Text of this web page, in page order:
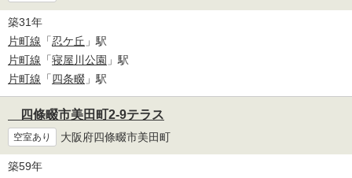
築31年
片町線 「忍ケ丘 」駅
片町線 「寝屋川公園 」駅
片町線 「四条畷 」駅
四條畷市美田町2-9テラス
空室あり 大阪府四條畷市美田町
築59年